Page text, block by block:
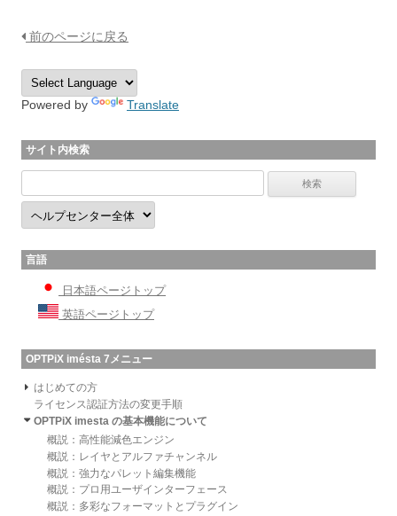
前のページに戻る
Powered by Translate
サイト内検索
言語
日本語ページトップ
英語ページトップ
OPTPiX imésta 7メニュー
はじめての方
ライセンス認証方法の変更手順
OPTPiX imesta の基本機能について
概説：高性能減色エンジン
概説：レイヤとアルファチャンネル
概説：強力なパレット編集機能
概説：プロ用ユーザインターフェース
概説：多彩なフォーマットとプラグイン